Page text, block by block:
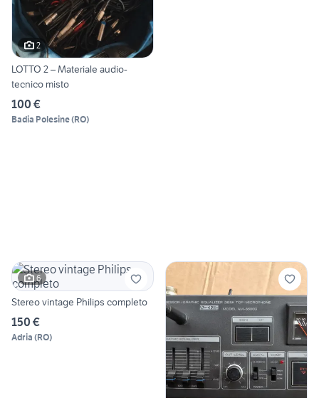
2
LOTTO 2 – Materiale audio-
tecnico misto
100 €
Badia Polesine(RO)
6
Stereo vintage Philips completo
150 €
Adria (RO)